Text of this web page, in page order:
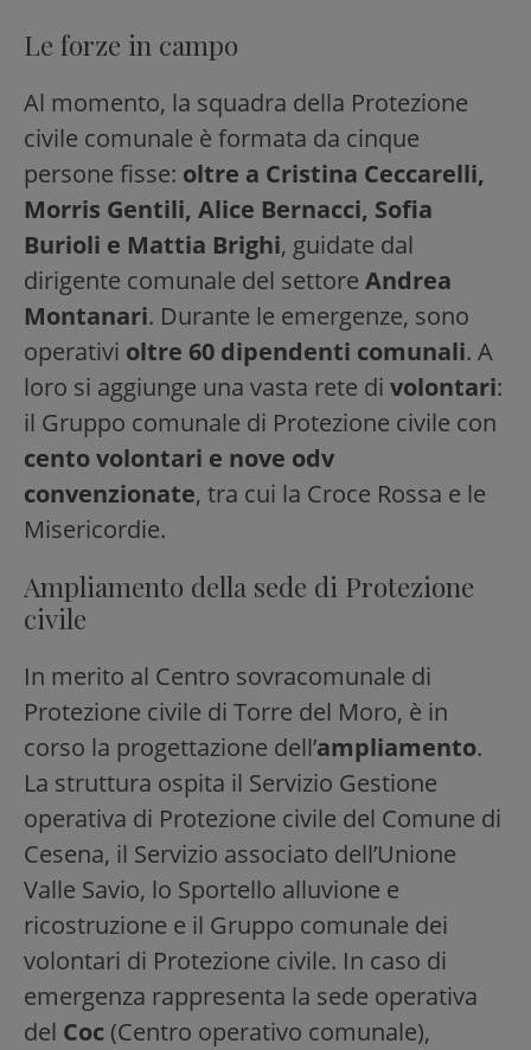
Le forze in campo
Al momento, la squadra della Protezione
civile comunale è formata da cinque
persone fisse: oltre a Cristina Ceccarelli,
Morris Gentili, Alice Bernacci, Sofia
Burioli e Mattia Brighi, guidate dal
dirigente comunale del settore Andrea
Montanari. Durante le emergenze, sono
operativi oltre 60 dipendenti comunali. A
loro si aggiunge una vasta rete di volontari:
il Gruppo comunale di Protezione civile con
cento volontari e nove odv
convenzionate, tra cui la Croce Rossa e le
Misericordie.
Ampliamento della sede di Protezione
civile
In merito al Centro sovracomunale di
Protezione civile di Torre del Moro, è in
corso la progettazione dell’ampliamento.
La struttura ospita il Servizio Gestione
operativa di Protezione civile del Comune di
Cesena, il Servizio associato dell’Unione
Valle Savio, lo Sportello alluvione e
ricostruzione e il Gruppo comunale dei
volontari di Protezione civile. In caso di
emergenza rappresenta la sede operativa
del Coc (Centro operativo comunale),